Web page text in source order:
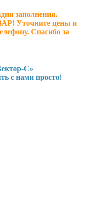
заполнения.
Уточните цены и
Спасибо за
С»
просто!